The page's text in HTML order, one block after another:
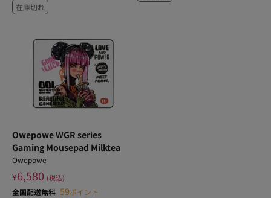
在庫切れ
Owepowe WGR series
Gaming Mousepad Milktea
Owepowe
¥6,580 (税込)
全国配送無料 59ポイント